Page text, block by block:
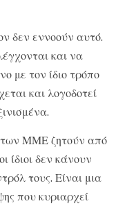
δεν εννοούν αυτό.
και να
με τον ίδιο τρόπο
και λογοδοτεί
ΜΜΕ ζητούν από
ίδιοι δεν κάνουν
τους. Είναι μια
που κυριαρχεί